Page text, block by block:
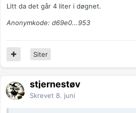
Litt da det går 4 liter i døgnet.
Anonymkode: d69e0...953
Siter
stjernestøv
Skrevet 8. juni